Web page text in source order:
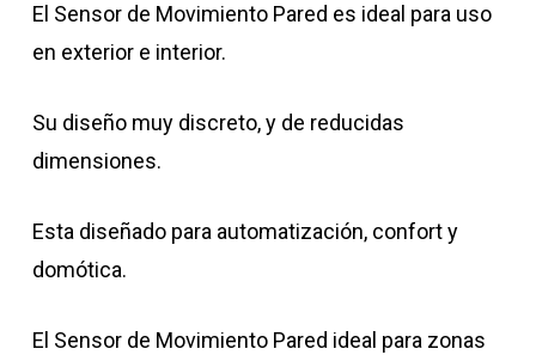
El Sensor de Movimiento Pared es ideal para uso
en exterior e interior.
Su diseño muy discreto, y de reducidas
dimensiones.
Esta diseñado para automatización, confort y
domótica.
El Sensor de Movimiento Pared ideal para zonas